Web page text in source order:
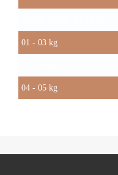
01 - 03 kg
04 - 05 kg